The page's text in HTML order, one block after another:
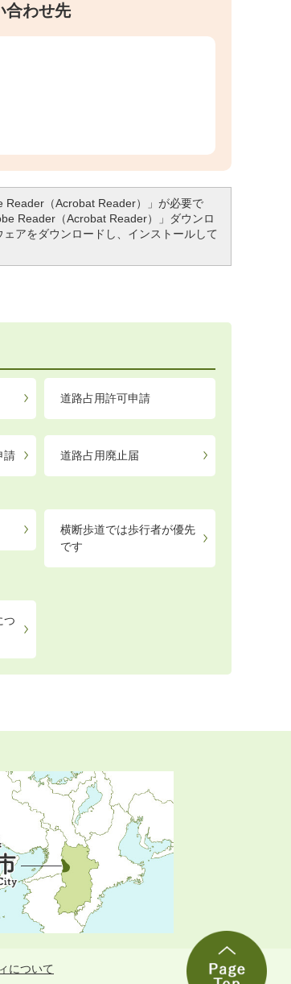
合わせ先
Reader（Acrobat Reader）」が必要で
Reader（Acrobat Reader）」ダウンロ
アをダウンロードし、インストールして
道路占用許可申請
請 道路占用廃止届
横断歩道では歩行者が優先
です
つ
について